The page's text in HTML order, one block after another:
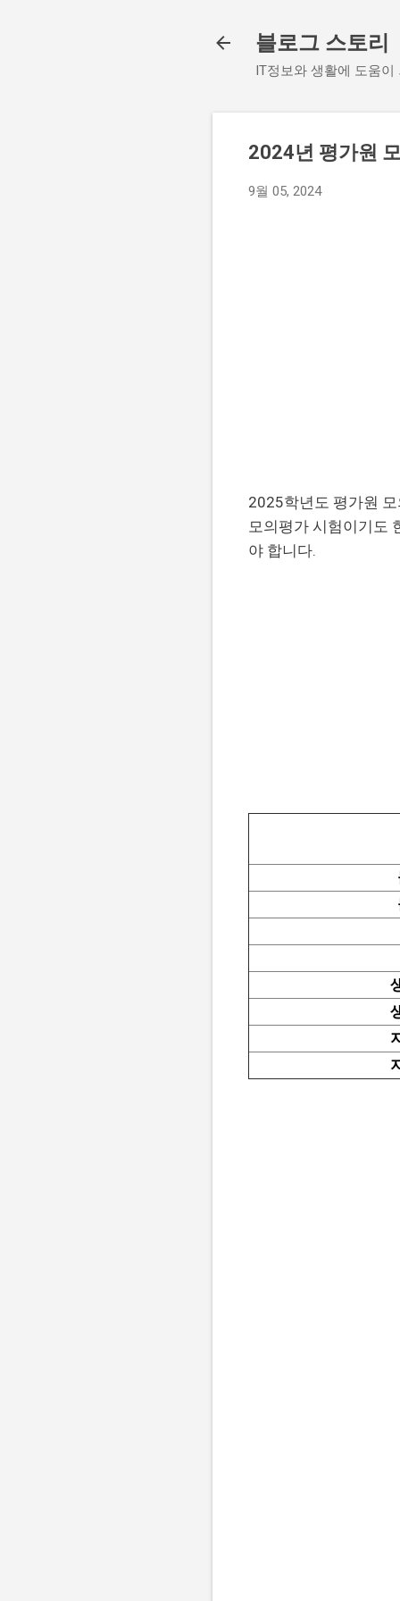
블로그 스토리
IT정보와 생활에 도움이
2024년 평가원
9월 05, 2024
2025학년도 평가원
모의평가 시험이기도
야 합니다.